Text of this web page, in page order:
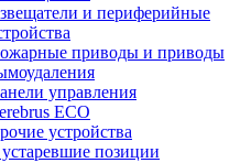
и периферийные
приводы и приводы
управления
ECO
устройства
позиции